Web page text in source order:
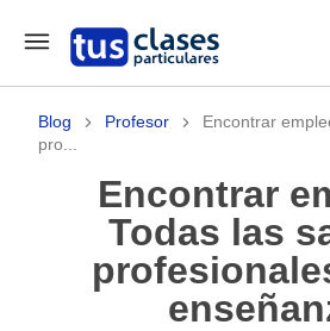
Blog Profesor
Encontrar
pro...
Encontrar empleo:
Todas las